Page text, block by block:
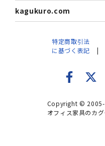
kagukuro.com
Copyright ©
オフィス家具のカ
特定商取引法
に基づく表記